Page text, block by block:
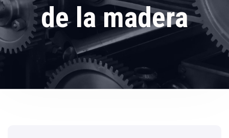
de la madera